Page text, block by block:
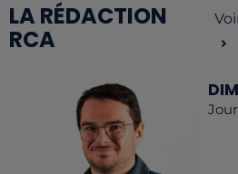
LA RÉDACTION
RCA